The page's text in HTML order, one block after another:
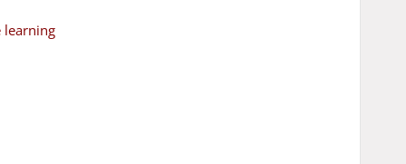
learning